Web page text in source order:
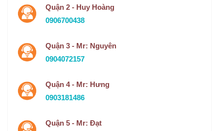
Quận 2 - Huy Hoàng
0906700438
Quận 3 - Mr: Nguyên
0904072157
Quận 4 - Mr: Hưng
0903181486
Quận 5 - Mr: Đạt